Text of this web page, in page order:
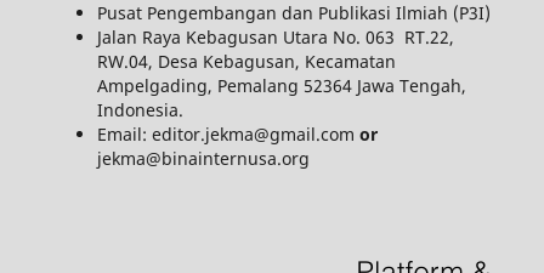
Pusat Pengembangan dan Publikasi Ilmiah (P3I)
Jalan Raya Kebagusan Utara No. 063 RT.22,
RW.04, Desa Kebagusan, Kecamatan
Ampelgading, Pemalang 52364 Jawa Tengah,
Indonesia.
Email: editor.jekma@gmail.com or
jekma@binainternusa.org